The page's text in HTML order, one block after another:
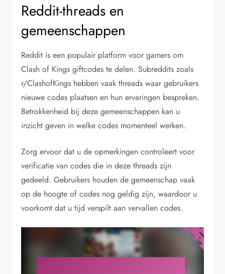
Reddit-threads en
gemeenschappen
Reddit is een populair platform voor gamers om
Clash of Kings giftcodes te delen. Subreddits zoals
r/ClashofKings hebben vaak threads waar gebruikers
nieuwe codes plaatsen en hun ervaringen bespreken.
Betrokkenheid bij deze gemeenschappen kan u
inzicht geven in welke codes momenteel werken.
Zorg ervoor dat u de opmerkingen controleert voor
verificatie van codes die in deze threads zijn
gedeeld. Gebruikers houden de gemeenschap vaak
op de hoogte of codes nog geldig zijn, waardoor u
voorkomt dat u tijd verspilt aan vervallen codes.